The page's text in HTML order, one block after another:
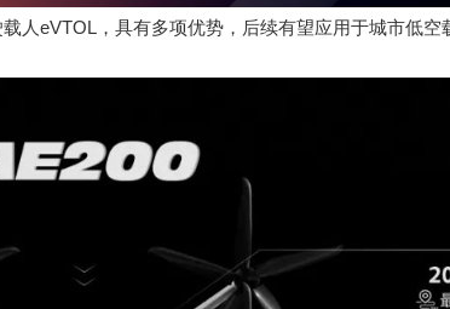
人eVTOL，具有多项优势，后续有望应用于城市低空